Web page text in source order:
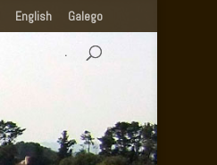
English Galego
.